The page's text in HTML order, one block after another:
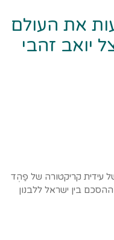
את העולם
יואב זהבי
עידית קריקטורה של פַהְד
בין ישראל ללבנון